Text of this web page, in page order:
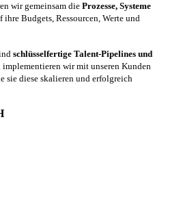
wir gemeinsam die Prozesse, Systeme
ihre Budgets, Ressourcen, Werte und
schlüsselfertige Talent-Pipelines und
implementieren wir mit unseren Kunden
sie diese skalieren und erfolgreich